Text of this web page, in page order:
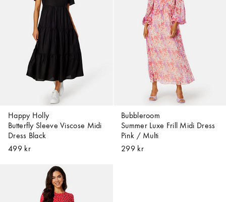
Happy Holly
Butterfly Sleeve Viscose Midi
Dress Black
499 kr
Bubbleroom
Summer Luxe Frill Midi Dress
Pink / Multi
299 kr